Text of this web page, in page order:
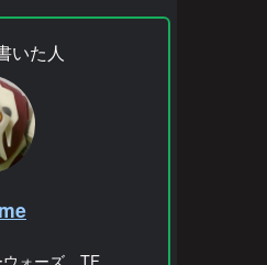
いた人
ウォーズ、TF…